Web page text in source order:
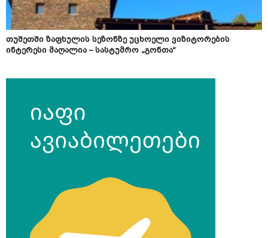
თუშეთში ზაფხულის სეზონზე უცხოელი ვიზიტორების
ინტერესი მაღალია – სასტუმრო „გონთა“